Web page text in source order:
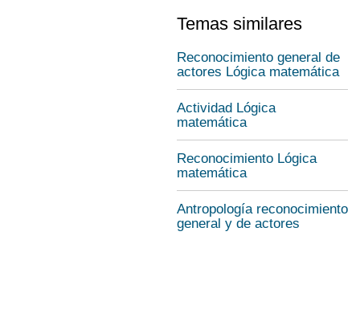
Temas similares
Reconocimiento general de
actores Lógica matemática
Actividad Lógica
matemática
Reconocimiento Lógica
matemática
Antropología reconocimiento
general y de actores